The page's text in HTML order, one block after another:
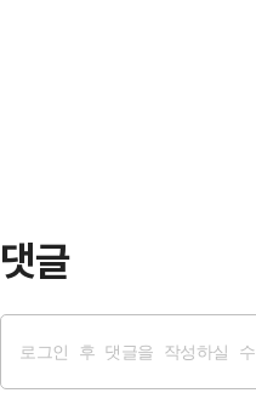
댓글